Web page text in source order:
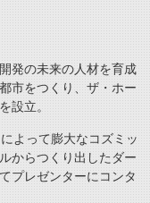
発の未来の人材を育成
市をつくり、ザ・ホー
設立。
よって膨大なコズミッ
からつくり出したダー
プレゼンターにコンタ